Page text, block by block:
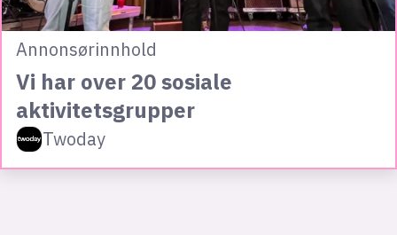
Annonsørinnhold
Vi har over 20 sosiale
aktivitetsgrupper
Twoday